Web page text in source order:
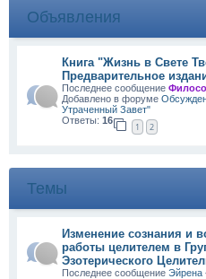
Объявления
Книга "Жизнь в Свете
Предварительное
Последнее сообщение
Добавлено в форуме
Утраченный Завет"
Ответы: 16
1 2
Темы
Изменение сознания и
работы целителем в
Эзотерического
Последнее сообщение Эйрена